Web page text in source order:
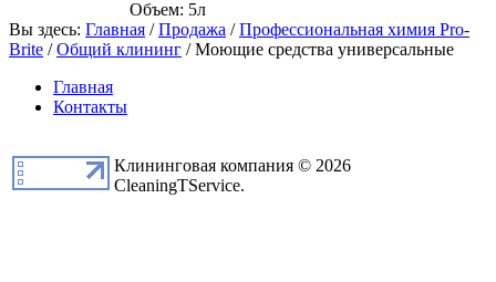
Объем: 5л
Вы здесь: Главная /Продажа /Профессиональная химия Pro-
Brite /Общий клининг /Моющие средства универсальные
Главная
Контакты
Клининговая компания © 2026
CleaningTService.